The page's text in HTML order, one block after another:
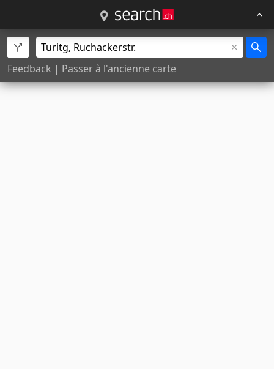
Feedback | Passer à l'ancienne carte